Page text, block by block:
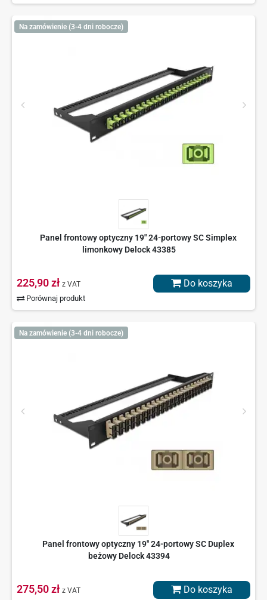
Na zamówienie (3-4 dni robocze)
Panel frontowy optyczny 19" 24-portowy SC Simplex
limonkowy Delock 43385
225,90 zł z VAT
Porównaj produkt
Do koszyka
Na zamówienie (3-4 dni robocze)
Panel frontowy optyczny 19" 24-portowy SC Duplex
beżowy Delock 43394
275,50 zł z VAT Do koszyka